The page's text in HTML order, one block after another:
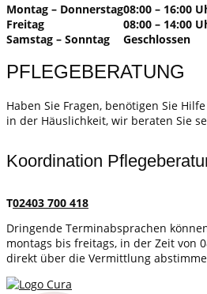
Montag – Donnerstag08:00 – 16:00
Freitag
08:00 – 14:00
Samstag – Sonntag
Geschlossen
PFLEGEBERATUNG
Haben Sie Fragen, benötigen Sie
in der Häuslichkeit, wir beraten Sie
Koordination
T02403 700 418
Dringende Terminabsprachen
montags bis freitags, in der Zeit von
direkt über die Vermittlung